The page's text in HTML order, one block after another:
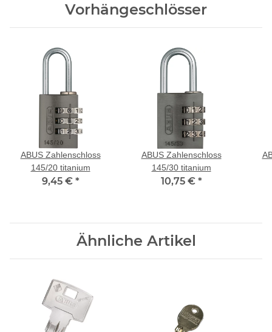
Vorhängeschlösser
ABUS Zahlenschloss
145/20 titanium
9,45 € *
ABUS Zahlenschloss
145/30 titanium
10,75 € *
Ähnliche Artikel